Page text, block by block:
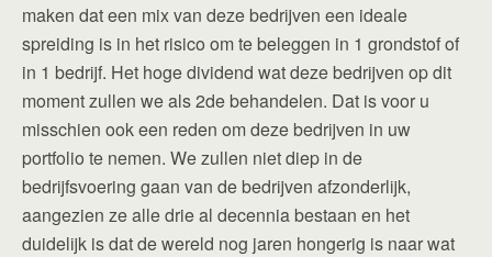
maken dat een mix van deze bedrijven een ideale
spreiding is in het risico om te beleggen in 1 grondstof of
in 1 bedrijf. Het hoge dividend wat deze bedrijven op dit
moment zullen we als 2de behandelen. Dat is voor u
misschien ook een reden om deze bedrijven in uw
portfolio te nemen. We zullen niet diep in de
bedrijfsvoering gaan van de bedrijven afzonderlijk,
aangezien ze alle drie al decennia bestaan en het
duidelijk is dat de wereld nog jaren hongerig is naar wat